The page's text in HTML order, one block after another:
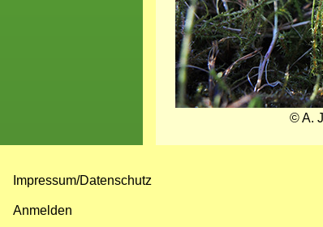
© A.
Impressum/Datenschutz
Anmelden